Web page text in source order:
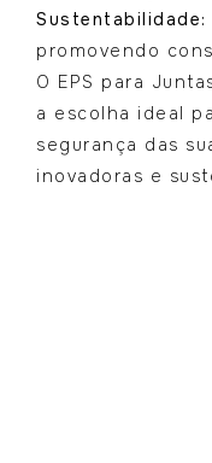
Sustentabilidade:
promovendo
O EPS para
a escolha ideal
segurança das
inovadoras e